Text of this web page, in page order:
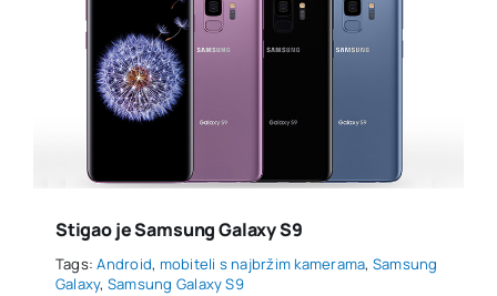
Stigao je Samsung Galaxy S9
Tags:Android, mobiteli s najbržim kamerama, Samsung
Galaxy, Samsung Galaxy S9